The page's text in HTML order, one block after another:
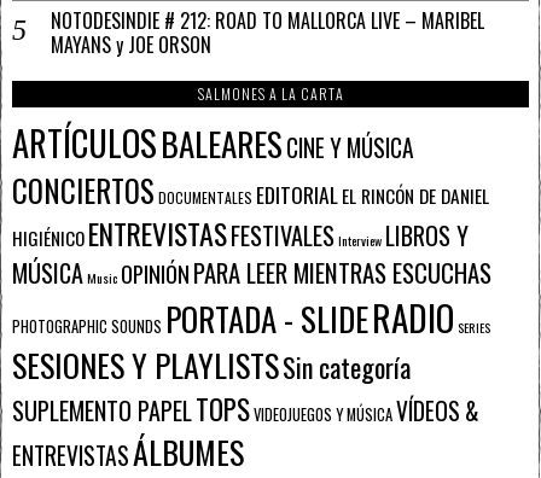
NOTODESINDIE # 212: ROAD TO MALLORCA LIVE – MARIBEL
MAYANS y JOE ORSON
SALMONES A LA CARTA
ARTÍCULOSBALEARESCINE Y MÚSICA
CONCIERTOS DOCUMENTALES EDITORIALEL RINCÓN DE DANIEL
HIGIÉNICOENTREVISTASFESTIVALESInterview LIBROS Y
MÚSICAMusic OPINIÓNPARA LEER MIENTRAS ESCUCHAS
PHOTOGRAPHIC SOUNDS PORTADA - SLIDERADIO SERIES
SESIONES Y PLAYLISTSSin categoría
SUPLEMENTO PAPELTOPSVIDEOJUEGOS Y MÚSICAVÍDEOS &
ENTREVISTASÁLBUMES